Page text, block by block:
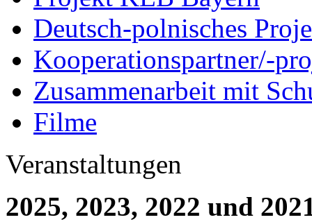
Deutsch-polnisches
Kooperationspartner/-
Zusammenarbeit mit
Filme
Veranstaltungen
2025, 2023, 2022 und